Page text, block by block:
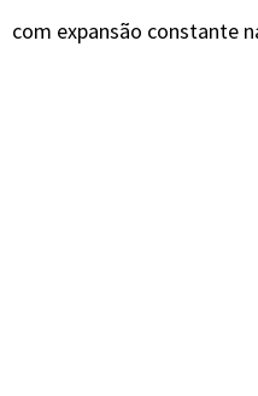
com expansão constante